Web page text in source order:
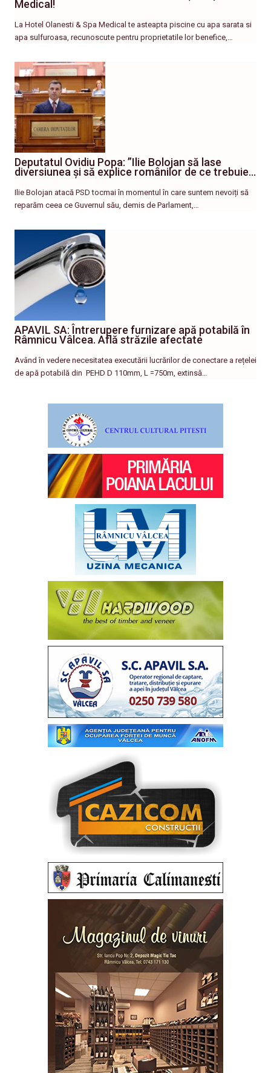
Medical!
La Hotel Olanesti & Spa Medical te asteapta piscine cu apa sarata si
apa sulfuroasa, recunoscute pentru proprietatile lor benefice,…
Deputatul Ovidiu Popa: ”Ilie Bolojan să lase
diversiunea și să explice românilor de ce trebuie…
Ilie Bolojan atacă PSD tocmai în momentul în care suntem nevoiți să
reparăm ceea ce Guvernul său, demis de Parlament,…
APAVIL SA: Întrerupere furnizare apă potabilă în
Râmnicu Vâlcea. Află străzile afectate
Având în vedere necesitatea executării lucrărilor de conectare a rețelei
de apă potabilă din PEHD D 110mm, L =750m, extinsă…